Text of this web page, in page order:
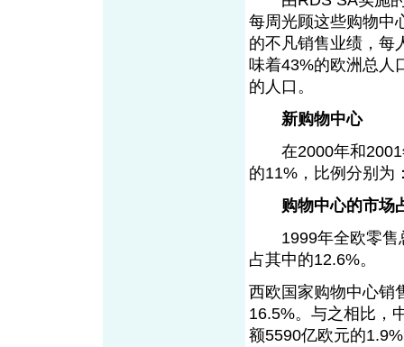
每周光顾这些购物中
的不凡销售业绩，每
味着43%的欧洲总人
的人口。
新购物中心
在2000年和2001
的11%，比例分别为
购物中心的市场
1999年全欧零售总
占其中的12.6%。
西欧国家购物中心销
16.5%。与之相比，
额5590亿欧元的